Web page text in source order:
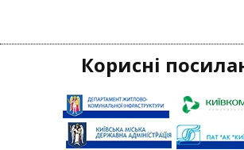
Корисні